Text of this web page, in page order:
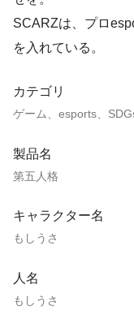
SCARZは、プロ
を入れている。
カテゴリ
ゲーム、esports、
製品名
第五人格
キャラクター名
もしうさ
人名
もしうさ